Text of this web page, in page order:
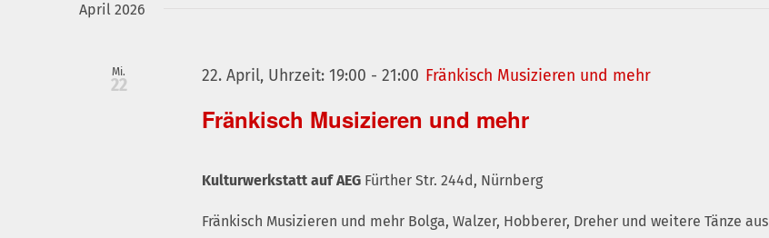
April 2026
Mi.
22
Fränkisch Musizieren und mehr
22. April, Uhrzeit: 19:00 -21:00 Fränkisch Musizieren und mehr
Kulturwerkstatt auf AEG Fürther Str. 244d, Nürnberg
Fränkisch Musizieren und mehr Bolga, Walzer, Hobberer, Dreher und weitere Tänze aus